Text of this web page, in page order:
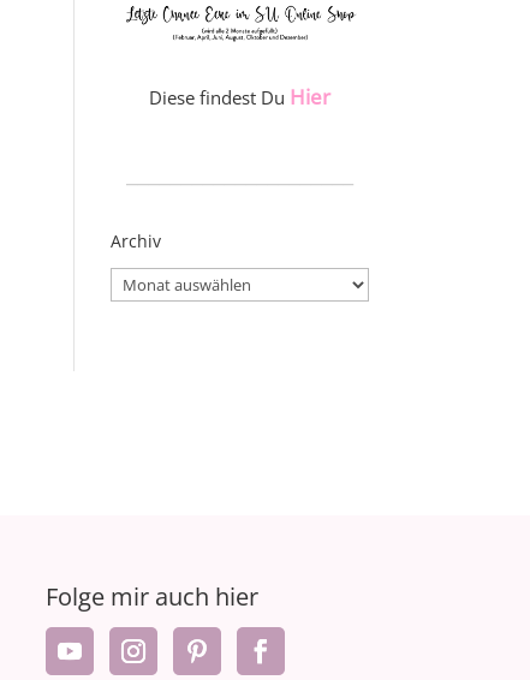
Diese findest Du Hier
Archiv
Archiv
Folge mir auch hier